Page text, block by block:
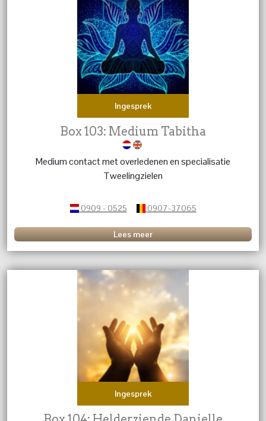
Ingesprek
Box 103: Medium Tabitha
Medium contact met overledenen en specialisatie
Tweelingzielen
0909 - 0525 0907-37065
Lees meer
Ingesprek